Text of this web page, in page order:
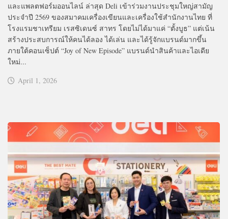
และแพลตฟอร์มออนไลน์ ล่าสุด Deli เข้าร่วมงานประชุมใหญ่สามัญ
ประจำปี 2569 ของสมาคมเครื่องเขียนและเครื่องใช้สำนักงานไทย ที่
โรงแรมชาเทรียม เรสซิเดนซ์ สาทร โดยไม่ได้มาแค่ “ตั้งบูธ” แต่เน้น
สร้างประสบการณ์ให้คนได้ลอง ได้เล่น และได้รู้จักแบรนด์มากขึ้น
ภายใต้คอนเซ็ปต์ “Joy of New Episode” แบรนด์นำสินค้าและไอเดีย
ใหม่...
April 1, 2026